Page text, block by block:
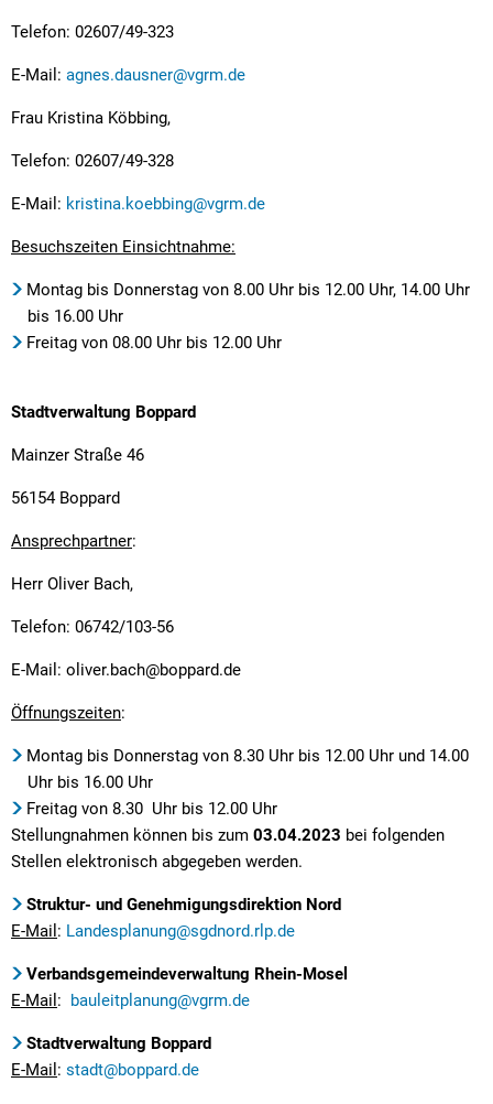
Telefon: 02607/49-323
E-Mail: agnes.dausner@vgrm.de
Frau Kristina Köbbing,
Telefon: 02607/49-328
E-Mail: kristina.koebbing@vgrm.de
Besuchszeiten Einsichtnahme:
Montag bis Donnerstag von 8.00 Uhr bis 12.00 Uhr, 14.00 Uhr
bis 16.00 Uhr
Freitag von 08.00 Uhr bis 12.00 Uhr
Stadtverwaltung Boppard
Mainzer Straße 46
56154 Boppard
Ansprechpartner:
Herr Oliver Bach,
Telefon: 06742/103-56
E-Mail: oliver.bach@boppard.de
Öffnungszeiten:
Montag bis Donnerstag von 8.30 Uhr bis 12.00 Uhr und 14.00
Uhr bis 16.00 Uhr
Freitag von 8.30 Uhr bis 12.00 Uhr
Stellungnahmen können bis zum 03.04.2023 bei folgenden
Stellen elektronisch abgegeben werden.
Struktur- und Genehmigungsdirektion Nord
E-Mail : Landesplanung@sgdnord.rlp.de
Verbandsgemeindeverwaltung Rhein-Mosel
E-Mail : bauleitplanung@vgrm.de
Stadtverwaltung Boppard
E-Mail : stadt@boppard.de